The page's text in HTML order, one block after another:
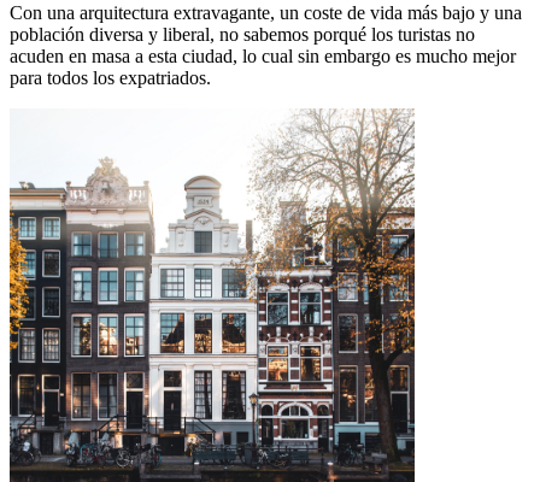
Con una arquitectura extravagante, un coste de vida más bajo y una
población diversa y liberal, no sabemos porqué los turistas no
acuden en masa a esta ciudad, lo cual sin embargo es mucho mejor
para todos los expatriados.